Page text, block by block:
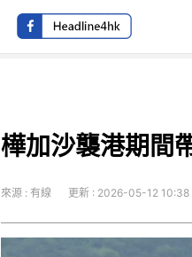
樺加沙襲港期間
來源 : 有線 更新 : 2026-05-12 10:38